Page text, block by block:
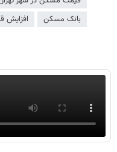
بانک مسکن